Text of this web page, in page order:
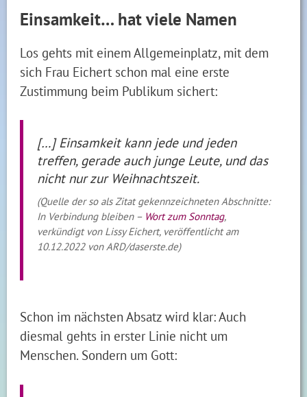
Einsamkeit… hat viele Namen
Los gehts mit einem Allgemeinplatz, mit dem
sich Frau Eichert schon mal eine erste
Zustimmung beim Publikum sichert:
[…] Einsamkeit kann jede und jeden
treffen, gerade auch junge Leute, und das
nicht nur zur Weihnachtszeit.
(Quelle der so als Zitat gekennzeichneten Abschnitte:
In Verbindung bleiben – Wort zum Sonntag,
verkündigt von Lissy Eichert, veröffentlicht am
10.12.2022 von ARD/daserste.de)
Schon im nächsten Absatz wird klar: Auch
diesmal gehts in erster Linie nicht um
Menschen. Sondern um Gott: